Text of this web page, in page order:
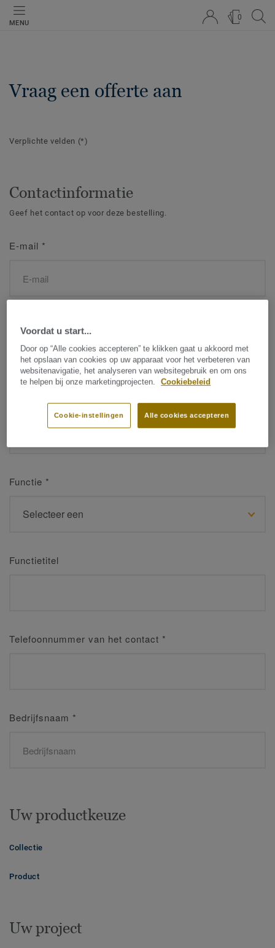
MENU
0
Vraag een offerte aan
Verplichte velden (*)
Contactinformatie
Geef het contact op voor deze bestelling.
E-mail *
Naam
Achternaam*
Functie *
Functietitel
Telefoonnummer van het contact *
Bedrijfsnaam *
Uw productkeuze
Collectie
Product
Uw project
Voordat u start...
Door op “Alle cookies accepteren” te klikken gaat u akkoord met
het opslaan van cookies op uw apparaat voor het verbeteren van
websitenavigatie, het analyseren van websitegebruik en om ons
te helpen bij onze marketingprojecten.
Cookiebeleid
Alle cookies accepteren
Cookie-instellingen